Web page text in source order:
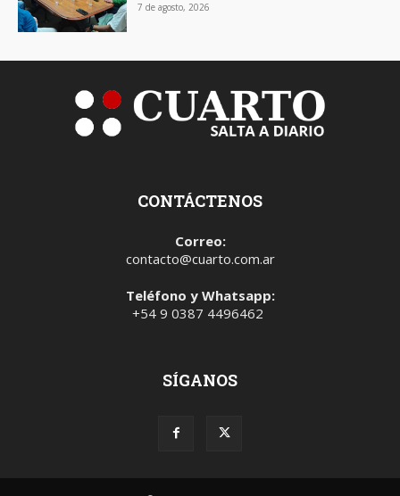
7 de agosto, 2026
CONTÁCTENOS
Correo:
contacto@cuarto.com.ar
Teléfono y Whatsapp:
+54 9 0387 4496462
SÍGANOS